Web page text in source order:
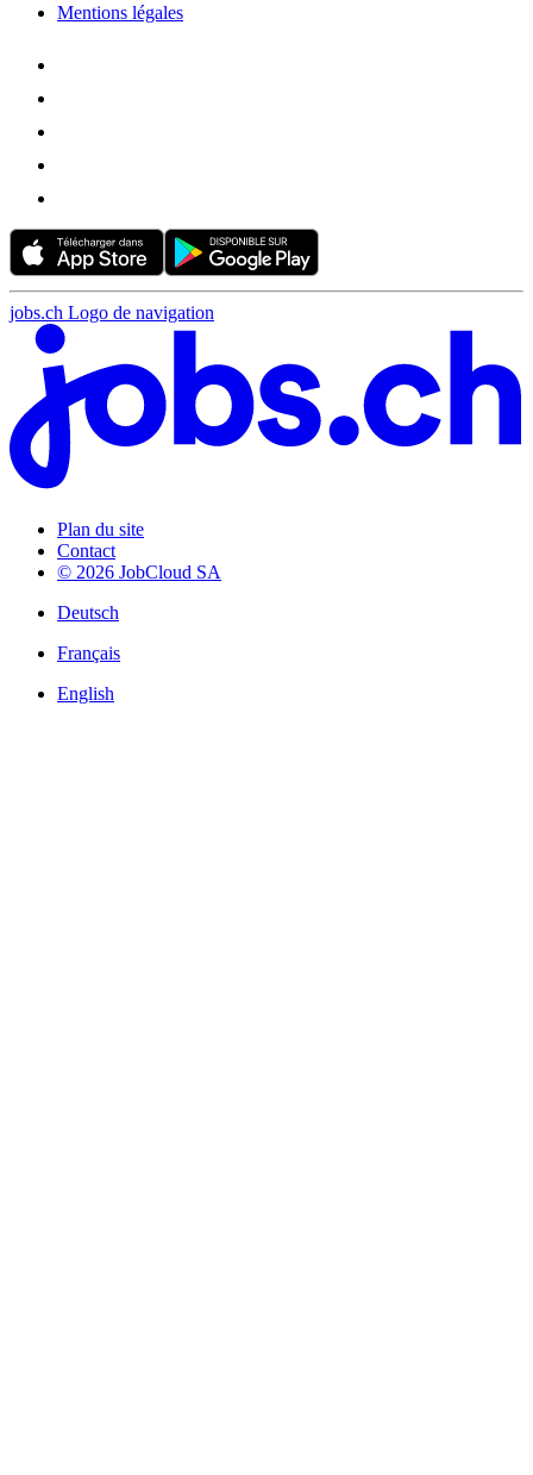
Mentions légales
jobs.ch Logo de navigation
Plan du site
Contact
© 2026 JobCloud SA
Deutsch
Français
English